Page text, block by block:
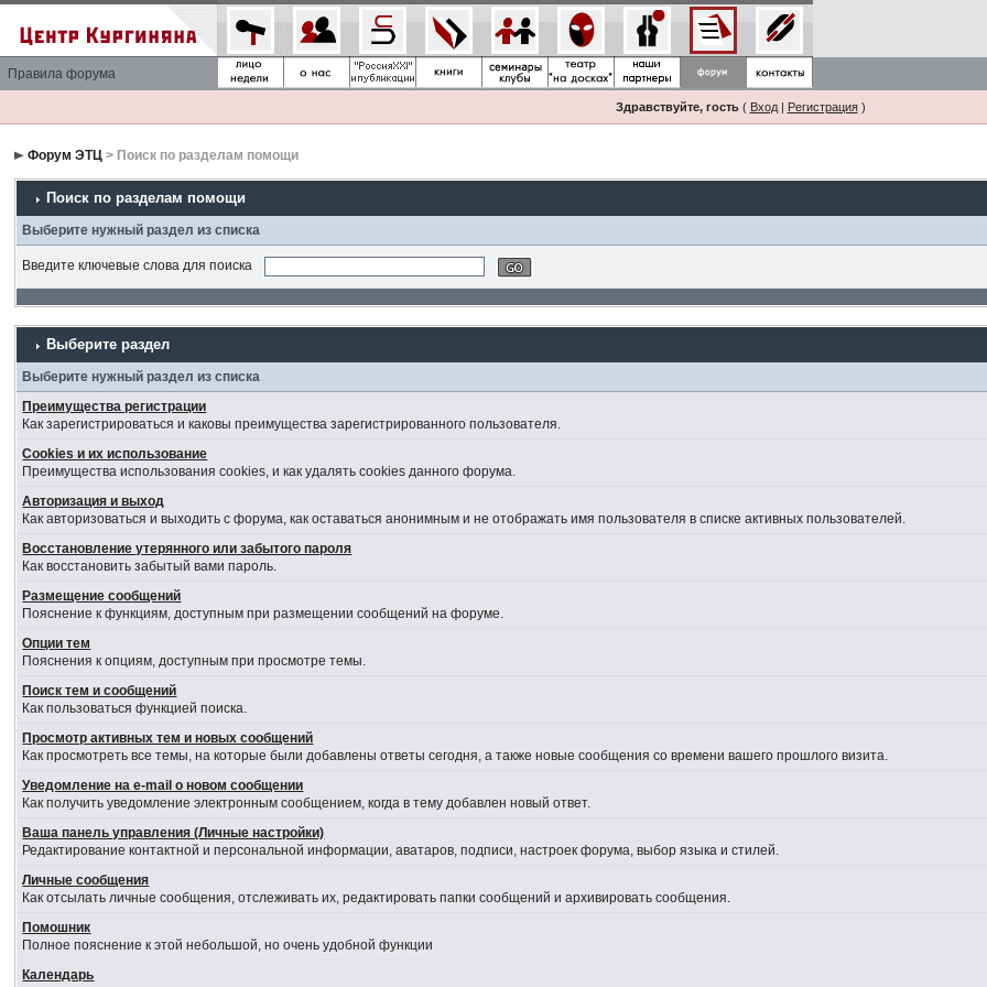
Правила форума
Здравствуйте, гость( Вход| Регистрация)
Форум ЭТЦ > Поиск по разделам помощи
Поиск по разделам помощи
Выберите нужный раздел из списка
Введите ключевые слова для поиска
Выберите раздел
Выберите нужный раздел из списка
Преимущества регистрации
Как зарегистрироваться и каковы преимущества зарегистрированного пользователя.
Cookies и их использование
Преимущества использования cookies, и как удалять cookies данного форума.
Авторизация и выход
Как авторизоваться и выходить с форума, как оставаться анонимным и не отображать имя пользователя в списке активных пользователей.
Восстановление утерянного или забытого пароля
Как восстановить забытый вами пароль.
Размещение сообщений
Пояснение к функциям, доступным при размещении сообщений на форуме.
Опции тем
Пояснения к опциям, доступным при просмотре темы.
Поиск тем и сообщений
Как пользоваться функцией поиска.
Просмотр активных тем и новых сообщений
Как просмотреть все темы, на которые были добавлены ответы сегодня, а также новые сообщения со времени вашего прошлого визита.
Уведомление на е-mail о новом сообщении
Как получить уведомление электронным сообщением, когда в тему добавлен новый ответ.
Ваша панель управления (Личные настройки)
Редактирование контактной и персональной информации, аватаров, подписи, настроек форума, выбор языка и стилей.
Личные сообщения
Как отсылать личные сообщения, отслеживать их, редактировать папки сообщений и архивировать сообщения.
Помошник
Полное пояснение к этой небольшой, но очень удобной функции
Календарь